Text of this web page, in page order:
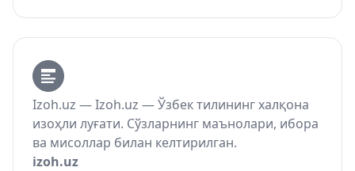
Izoh.uz — Izoh.uz — Ўзбек тилининг халқона
изоҳли луғати. Сўзларнинг маънолари, ибора
ва мисоллар билан келтирилган.
izoh.uz